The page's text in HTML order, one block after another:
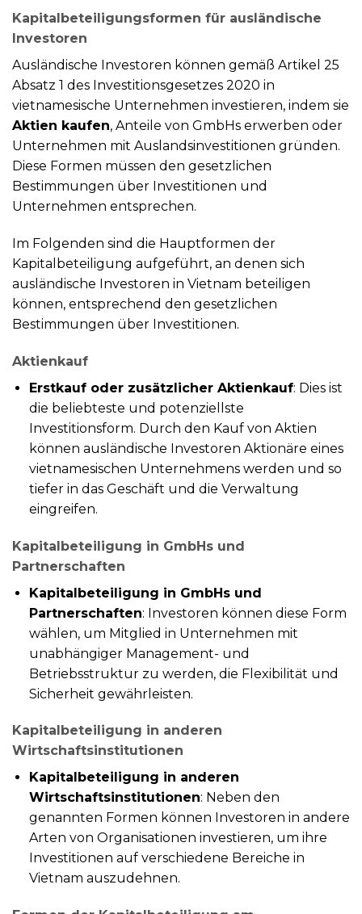
Kapitalbeteiligungsformen für ausländische
Investoren
Ausländische Investoren können gemäß Artikel 25
Absatz 1 des Investitionsgesetzes 2020 in
vietnamesische Unternehmen investieren, indem sie
Aktien kaufen, Anteile von GmbHs erwerben oder
Unternehmen mit Auslandsinvestitionen gründen.
Diese Formen müssen den gesetzlichen
Bestimmungen über Investitionen und
Unternehmen entsprechen.
Im Folgenden sind die Hauptformen der
Kapitalbeteiligung aufgeführt, an denen sich
ausländische Investoren in Vietnam beteiligen
können, entsprechend den gesetzlichen
Bestimmungen über Investitionen.
Aktienkauf
Erstkauf oder zusätzlicher Aktienkauf: Dies ist
die beliebteste und potenziellste
Investitionsform. Durch den Kauf von Aktien
können ausländische Investoren Aktionäre eines
vietnamesischen Unternehmens werden und so
tiefer in das Geschäft und die Verwaltung
eingreifen.
Kapitalbeteiligung in GmbHs und
Partnerschaften
Kapitalbeteiligung in GmbHs und
Partnerschaften: Investoren können diese Form
wählen, um Mitglied in Unternehmen mit
unabhängiger Management- und
Betriebsstruktur zu werden, die Flexibilität und
Sicherheit gewährleisten.
Kapitalbeteiligung in anderen
Wirtschaftsinstitutionen
Kapitalbeteiligung in anderen
Wirtschaftsinstitutionen: Neben den
genannten Formen können Investoren in andere
Arten von Organisationen investieren, um ihre
Investitionen auf verschiedene Bereiche in
Vietnam auszudehnen.